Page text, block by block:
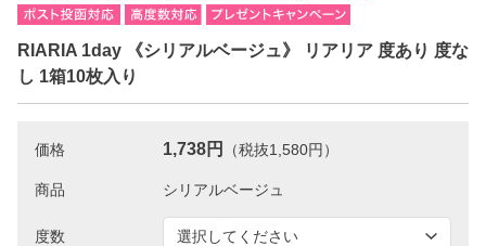
RIARIA 1day 《シリアルベージュ》 リアリア 度あり 度な
し 1箱10枚入り
価格 1,738円 （税抜1,580円）
商品
度数